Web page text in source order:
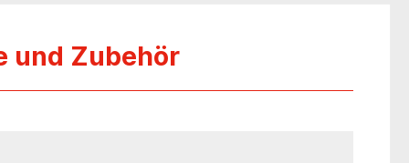
und Zubehör